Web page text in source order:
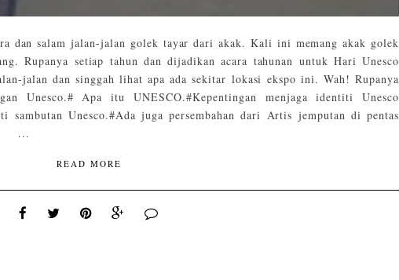
dan salam jalan-jalan golek tayar dari akak. Kali ini memang akak golek
Rupanya setiap tahun dan dijadikan acara tahunan untuk Hari Unesco
jalan dan singgah lihat apa ada sekitar lokasi ekspo ini. Wah! Rupanya
Unesco.# Apa itu UNESCO.#Kepentingan menjaga identiti Unesco
sambutan Unesco.#Ada juga persembahan dari Artis jemputan di pentas
...
READ MORE